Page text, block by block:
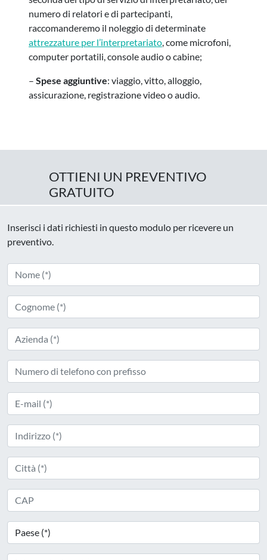
numero di relatori e di partecipanti,
raccomanderemo il noleggio di determinate
attrezzature per l’interpretariato, come microfoni,
computer portatili, console audio o cabine;
– Spese aggiuntive: viaggio, vitto, alloggio,
assicurazione, registrazione video o audio.
OTTIENI UN PREVENTIVO
GRATUITO
Inserisci i dati richiesti in questo modulo per ricevere un
preventivo.